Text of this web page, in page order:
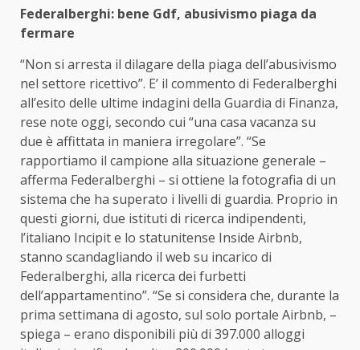
Federalberghi: bene Gdf, abusivismo piaga da
fermare
“Non si arresta il dilagare della piaga dell’abusivismo
nel settore ricettivo”. E’ il commento di Federalberghi
all’esito delle ultime indagini della Guardia di Finanza,
rese note oggi, secondo cui “una casa vacanza su
due è affittata in maniera irregolare”. “Se
rapportiamo il campione alla situazione generale –
afferma Federalberghi – si ottiene la fotografia di un
sistema che ha superato i livelli di guardia. Proprio in
questi giorni, due istituti di ricerca indipendenti,
l’italiano Incipit e lo statunitense Inside Airbnb,
stanno scandagliando il web su incarico di
Federalberghi, alla ricerca dei furbetti
dell’appartamentino”. “Se si considera che, durante la
prima settimana di agosto, sul solo portale Airbnb, –
spiega – erano disponibili più di 397.000 alloggi